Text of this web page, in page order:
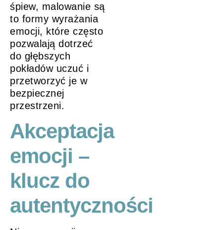
śpiew, malowanie są
to formy wyrażania
emocji, które często
pozwalają dotrzeć
do głębszych
pokładów uczuć i
przetworzyć je w
bezpiecznej
przestrzeni.
Akceptacja
emocji –
klucz do
autentyczności